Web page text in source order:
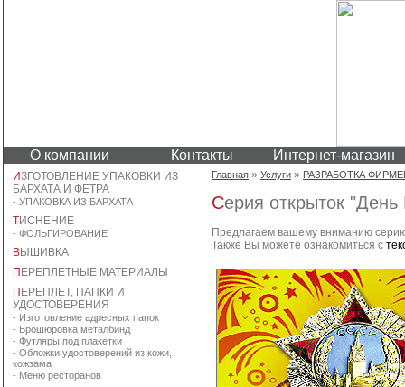
О компании Контакты Интернет-магазин
ИЗГОТОВЛЕНИЕ УПАКОВКИ ИЗ
БАРХАТА И ФЕТРА
- УПАКОВКА ИЗ БАРХАТА
ТИСНЕНИЕ
- ФОЛЬГИРОВАНИЕ
ВЫШИВКА
П ЕРЕПЛЕТНЫЕ МАТЕРИАЛЫ
П ЕРЕПЛЕТ, ПАПКИ И
УДОСТОВЕРЕНИЯ
- Изготовление адресных папок
- Брошюровка металбинд
- Футляры под плакетки
- Обложки удостоверений из кожи,
кожзама
- Меню ресторанов
Главная » Услуги » РАЗРАБОТКА
Серия открыток
Предлагаем вашему вниманию
Также Вы можете ознакомиться с